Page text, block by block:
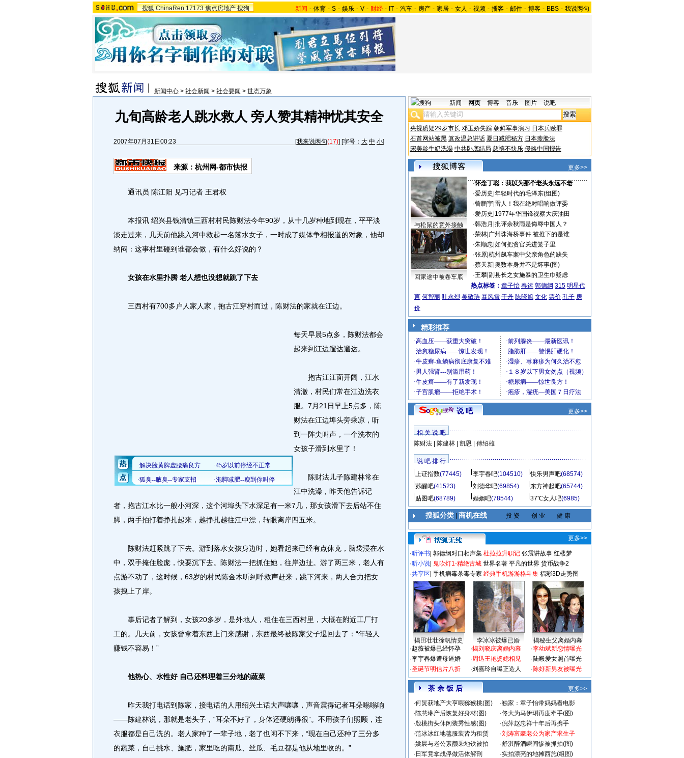
搜狐 ChinaRen 17173 焦点房地产 搜狗 新闻 - 体育 - S - 娱乐 - V - 财经 - IT - 汽车 - 房产 - 家居 - 女人 - 视频 - 播客 - 邮件 - 博客 - BBS - 我说两句
新闻中心 > 社会新闻 > 社会要闻 > 世态万象
九旬高龄老人跳水救人 旁人赞其精神忧其安全
2007年07月31日00:23 [我来说两句(17)] [字号： 大 中 小]
来源：杭州网-都市快报
通讯员 陈江阳 见习记者 王君权
本报讯 绍兴县钱清镇三西村村民陈财法今年90岁，从十几岁种地到现在，平平淡
淡走过来，几天前他跳入河中救起一名落水女子，一时成了媒体争相报道的对象，他却
纳闷：这事村里碰到谁都会做，有什么好说的？
女孩在水里扑腾 老人想也没想就跳了下去
三西村有700多户人家人家，抱古江穿村而过，陈财法的家就在江边。
每天早晨5点多，陈财法都会
起来到江边遛达遛达。
抱古江江面开阔，江水
清澈，村民们常在江边洗衣
服。7月21日早上5点多，陈
财法在江边埠头旁乘凉，听
到一阵尖叫声，一个洗衣的
女孩子滑到水里了！
陈财法儿子陈建林常在
江中洗澡，昨天他告诉记
者，抱古江水比一般小河深，这个河埠头下水深足有一米7几，那女孩滑下去后站不住
脚，两手拍打着挣扎起来，越挣扎越往江中漂，转眼离岸四五米。
陈财法赶紧跳了下去。游到落水女孩身边时，她看起来已经有点休克，脑袋浸在水
中，双手掩住脸庞，快要沉下去。陈财法一把抓住她，往岸边扯。游了两三米，老人有
点游不动了，这时候，63岁的村民陈金木听到呼救声赶来，跳下河来，两人合力把女
孩拽上了岸。
事后记者了解到，女孩20多岁，是外地人，租住在三西村里，大概在附近工厂打
工的。几天前，女孩曾拿着东西上门来感谢，东西最终被陈家父子退回去了：“年轻人
赚钱不容易！”
他热心、水性好 自己还料理着三分地的蔬菜
昨天我打电话到陈家，接电话的人用绍兴土话大声嚷嚷，声音震得记者耳朵嗡嗡响
——陈建林说，那就是老头子，“耳朵不好了，身体还硬朗得很”。不用孩子们照顾，连
衣服都是自己洗的。老人家种了一辈子地，老了也闲不下来，“现在自己还种了三分多
的蔬菜，自己挑水、施肥，家里吃的南瓜、丝瓜、毛豆都是他从地里收的。”
新闻 网页 博客 音乐 图片 说吧
央视质疑29岁市长 邓玉娇失踪 朝鲜军事演习 日本兵赎罪
石首网站被黑 篡改温总讲话 夏日减肥秘方 日本瘦脸法
宋美龄牛奶洗澡 中共卧底结局 慈禧不快乐 侵略中国报告
更多>>
与松鼠的意外接触
回家途中被卷车底
·怀念丁聪：我以为那个老头永远不老
·爱历史 年轻时代的毛泽东(组图)
·曾鹏宇| 雷人！我在绝对唱响做评委
·爱历史 1977年华国锋视察大庆油田
·韩浩月 批评余秋雨是侮辱中国人？
·荣林| 广州珠海桥事件:被推下的是谁
·朱顺忠 如何把贪官关进笼子里
·张原| 杭州飙车案中父亲角色的缺失
·蔡天新| 奥数本身并不是坏事(图)
·王攀| 副县长之女施暴的卫生巾疑虑
热点标签： 章子怡 春运 郭德纲 315 明星代
言 何智丽 叶永烈 吴敬琏 暴风雪 于丹 陈晓旭 文化 票价 孔子 房
价
精彩推荐
说 吧 更多>>
相 关 说 吧
陈财法| 陈建林| 凯恩 傅绍雄
说 吧 排 行
上证指数(77445) 李宇春吧(104510) 快乐男声吧(68574)
苏醒吧(41523) 刘德华吧(69854) 东方神起吧(65744)
贴图吧(68789) 婚姻吧(78544) 37℃女人吧(6985)
搜狐分类| 商机在线 投 资 创 业 健 康
更多>>
·听评书 郭德纲对口相声集 杜拉拉升职记 张震讲故事 红楼梦
·听小说 鬼吹灯1-精绝古城 世界名著 平凡的世界 货币战争2
·共享区 手机病毒杀毒专家 经典手机游游格斗集 福彩3D走势图
揭田壮壮徐帆情史 李冰冰被爆已婚
揭秘生父离婚内幕
·赵薇被爆已经怀孕
·李宇春爆遭母逼婚
·圣诞节明信片八折
·揭刘晓庆离婚内幕
·周迅王艳婆媳相见
·刘嘉玲自曝正造人
·李幼斌新恋情曝光
·陆毅爱女照首曝光
·陈好新男友被曝光
茶 余 饭 后
更多>>
·何炅获地产大亨喂猕猴桃(图) ·独家：章子怡带妈妈看电影
·陈慧琳产后恢复好身材(图) ·佟大为马伊琍再度牵手(图)
·殷桃街头休闲装秀性感(图) ·倪萍赵忠祥十年后再携手
·范冰冰红地毯服装皆为租赁 ·刘涛富豪老公为家产求生子
·姚晨与老公素颜乘地铁被拍 ·舒淇醉酒瞬间惨被抓拍(图)
· 日军竟拿战俘做活体解剖 ·实拍漂亮的地摊西施(组图)